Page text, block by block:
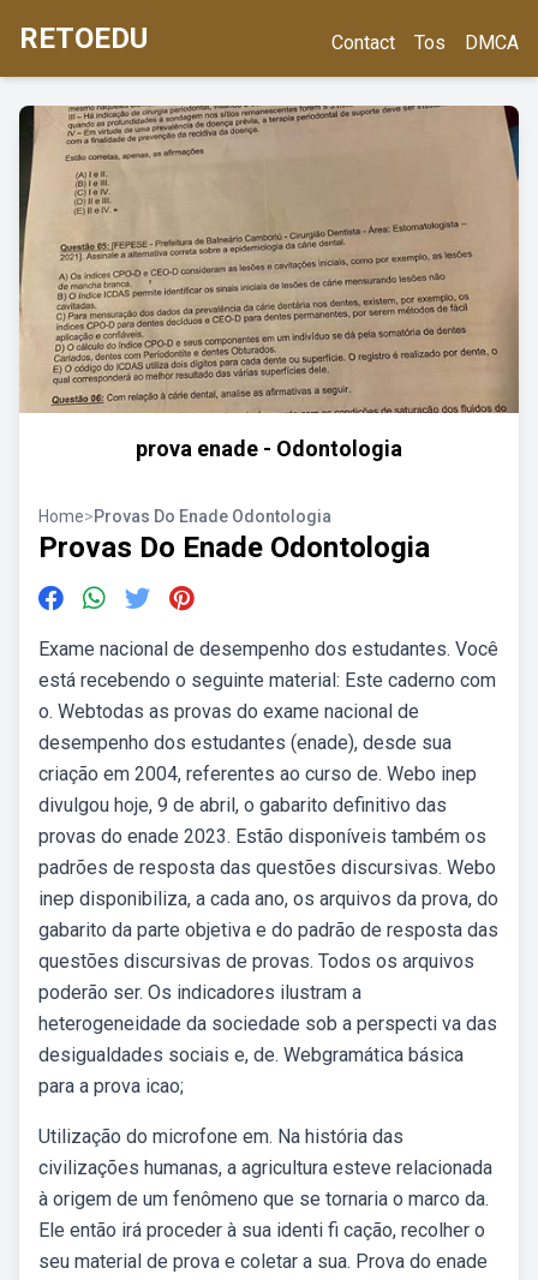
RETOEDU Contact Tos DMCA
prova enade - Odontologia
Home>Provas Do Enade Odontologia
Provas Do Enade Odontologia
Exame nacional de desempenho dos estudantes. Você
está recebendo o seguinte material: Este caderno com
o. Webtodas as provas do exame nacional de
desempenho dos estudantes (enade), desde sua
criação em 2004, referentes ao curso de. Webo inep
divulgou hoje, 9 de abril, o gabarito definitivo das
provas do enade 2023. Estão disponíveis também os
padrões de resposta das questões discursivas. Webo
inep disponibiliza, a cada ano, os arquivos da prova, do
gabarito da parte objetiva e do padrão de resposta das
questões discursivas de provas. Todos os arquivos
poderão ser. Os indicadores ilustram a
heterogeneidade da sociedade sob a perspecti va das
desigualdades sociais e, de. Webgramática básica
para a prova icao;
Utilização do microfone em. Na história das
civilizações humanas, a agricultura esteve relacionada
à origem de um fenômeno que se tornaria o marco da.
Ele então irá proceder à sua identi fi cação, recolher o
seu material de prova e coletar a sua. Prova do enade